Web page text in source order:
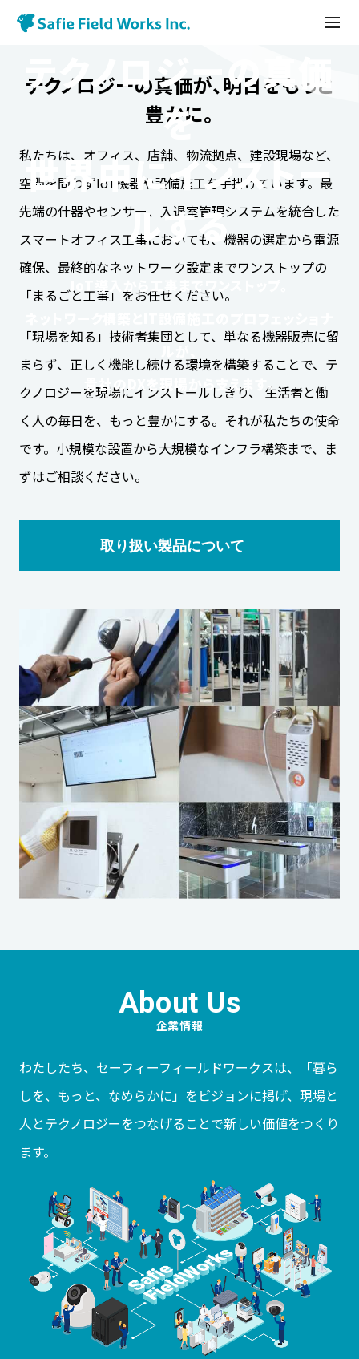
情
企業情報 会社概要 パートナー募集
(新しいウィンドウで開きます)
テクノロジーの真価
を
世界中にインストー
ルする
IoT導入から工事までワンストップ。
貴社のDXを現場から支えます。
テクノロジーの真価が、明日をもっと
豊かに。
私たちは、オフィス、店舗、物流拠点、建設現場など、
空間を問わずIoT機器や設備施工を手掛けています。最
先端の什器やセンサー、入退室管理システムを統合した
スマートオフィス工事においても、機器の選定から電源
確保、最終的なネットワーク設定までワンストップの
「まるごと工事」をお任せください。
「現場を知る」技術者集団として、単なる機器販売に留
まらず、正しく機能し続ける環境を構築することで、テ
クノロジーを現場にインストールしきり、 生活者と働
く人の毎日を、もっと豊かにする。それが私たちの使命
です。小規模な設置から大規模なインフラ構築まで、ま
ずはご相談ください。
取り扱い製品について
企業情報
わたしたち、セーフィーフィールドワークスは、「暮ら
しを、もっと、なめらかに」をビジョンに掲げ、現場と
人とテクノロジーをつなげることで新しい価値をつくり
ます。